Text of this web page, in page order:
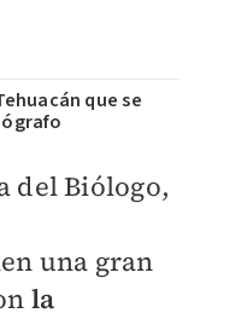
que se
del Biólogo,
una gran
la